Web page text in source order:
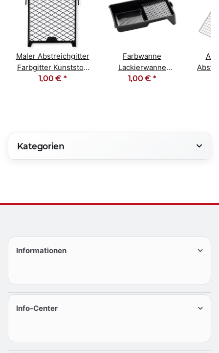
Maler Abstreichgitter
Farbgitter Kunststoff
27cm x 29cm
1,00 € *
Farbwanne
Lackierwanne
Kunststoff schwarz
1,00 € *
Kategorien
Informationen
Info-Center